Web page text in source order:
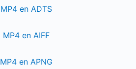
MP4 en ADTS
MP4 en AIFF
MP4 en APNG